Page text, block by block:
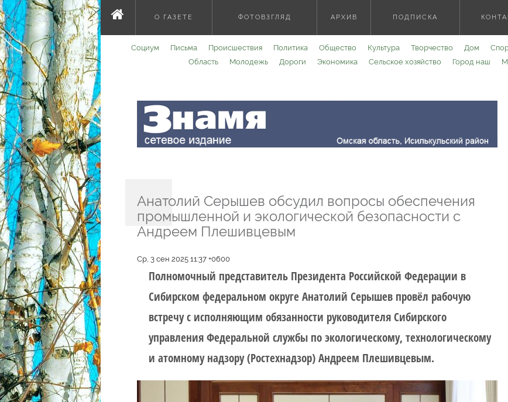
О ГАЗЕТЕ ФОТОВЗГЛЯД АРХИВ ПОДПИСКА
Социум Письма Происшествия Политика Общество Культура Творчество Дом
Область
Молодежь Дороги Экономика Сельское хозяйство Город наш
Анатолий Серышев обсудил вопросы обеспечения
промышленной и экологической безопасности с
Андреем Плешивцевым
Ср, 3 сен 2025 11:37 +0600
Полномочный представитель Президента Российской Федерации в
Сибирском федеральном округе Анатолий Серышев провёл рабочую
встречу с исполняющим обязанности руководителя Сибирского
управления Федеральной службы по экологическому, технологическому
и атомному надзору (Ростехнадзор) Андреем Плешивцевым.